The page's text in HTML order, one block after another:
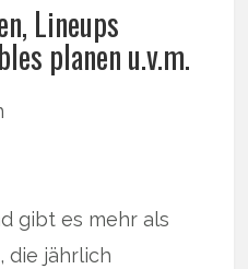
Lineups
planen u.v.m.
gibt es mehr als
die jährlich